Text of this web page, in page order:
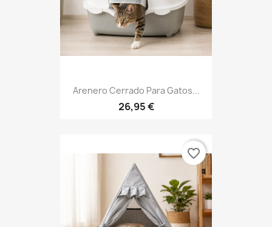
Arenero Cerrado Para Gatos...
26,95 €
favorite_border